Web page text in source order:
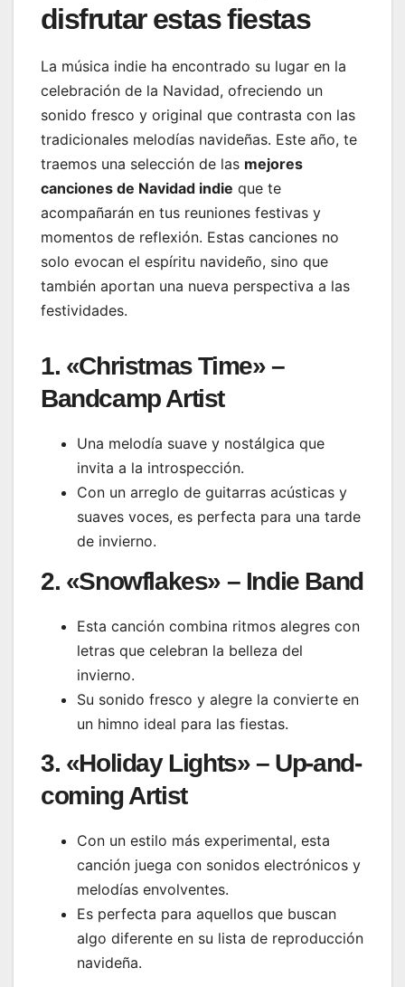
disfrutar estas fiestas
La música indie ha encontrado su lugar en la
celebración de la Navidad, ofreciendo un
sonido fresco y original que contrasta con las
tradicionales melodías navideñas. Este año, te
traemos una selección de las mejores
canciones de Navidad indie que te
acompañarán en tus reuniones festivas y
momentos de reflexión. Estas canciones no
solo evocan el espíritu navideño, sino que
también aportan una nueva perspectiva a las
festividades.
1. «Christmas Time» –
Bandcamp Artist
Una melodía suave y nostálgica que
invita a la introspección.
Con un arreglo de guitarras acústicas y
suaves voces, es perfecta para una tarde
de invierno.
2. «Snowflakes» – Indie Band
Esta canción combina ritmos alegres con
letras que celebran la belleza del
invierno.
Su sonido fresco y alegre la convierte en
un himno ideal para las fiestas.
3. «Holiday Lights» – Up-and-
coming Artist
Con un estilo más experimental, esta
canción juega con sonidos electrónicos y
melodías envolventes.
Es perfecta para aquellos que buscan
algo diferente en su lista de reproducción
navideña.